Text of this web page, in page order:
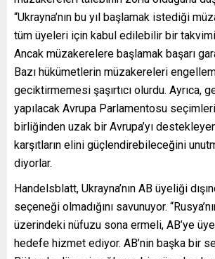
“Ukrayna’nın bu yıl başlamak istediği
tüm üyeleri için kabul edilebilir bir
Ancak müzakerelere başlamak başarı
Bazı hükümetlerin müzakereleri
geciktirmemesi şaşırtıcı olurdu. Ayrıca,
yapılacak Avrupa Parlamentosu
birliğinden uzak bir Avrupa’yı
karşıtların elini güçlendirebileceğini
diyorlar.
Handelsblatt, Ukrayna’nın AB üyeliği
seçeneği olmadığını savunuyor.
üzerindeki nüfuzu sona ermeli, AB’ye
hedefe hizmet ediyor. AB’nin başka bir